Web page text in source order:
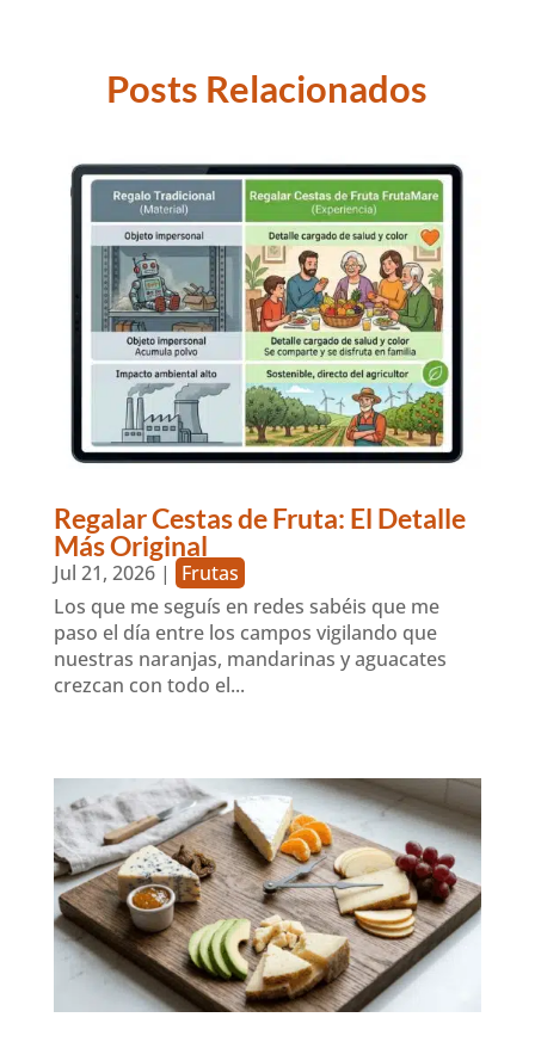
Posts Relacionados
Regalar Cestas de Fruta: El Detalle
Más Original
Jul 21, 2026|
Frutas
Los que me seguís en redes sabéis que me
paso el día entre los campos vigilando que
nuestras naranjas, mandarinas y aguacates
crezcan con todo el...